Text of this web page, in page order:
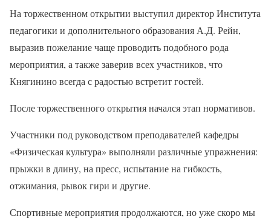
На торжественном открытии выступил директор Института
педагогики и дополнительного образования А.Д. Рейн,
выразив пожелание чаще проводить подобного рода
мероприятия, а также заверив всех участников, что
Княгинино всегда с радостью встретит гостей.
После торжественного открытия начался этап нормативов.
Участники под руководством преподавателей кафедры
«Физическая культура» выполняли различные упражнения:
прыжки в длину, на пресс, испытание на гибкость,
отжимания, рывок гири и другие.
Спортивные мероприятия продолжаются, но уже скоро мы